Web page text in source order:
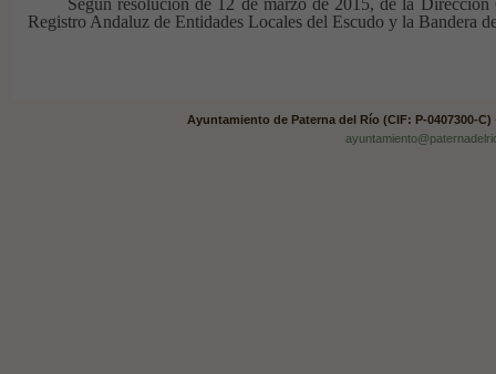
Según resolución de 12 de marzo de 2015, de la
Registro Andaluz de Entidades Locales del Escudo y la Bandera
Ayuntamiento de Paterna del Río (CIF: P-0407300-C)